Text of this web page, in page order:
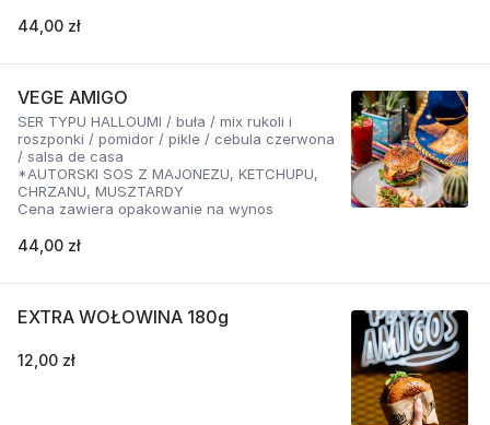
44,00 zł
VEGE AMIGO
SER TYPU HALLOUMI / buła / mix rukoli i
roszponki / pomidor / pikle / cebula czerwona
/ salsa de casa
*AUTORSKI SOS Z MAJONEZU, KETCHUPU,
CHRZANU, MUSZTARDY
Cena zawiera opakowanie na wynos
44,00 zł
EXTRA WOŁOWINA 180g
12,00 zł